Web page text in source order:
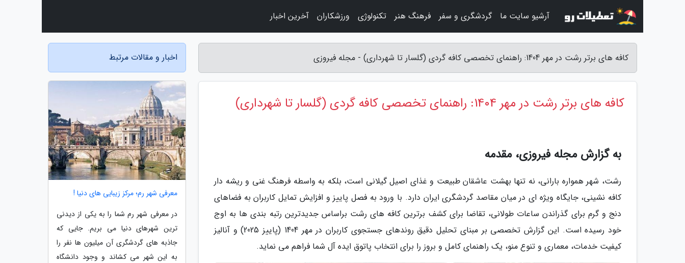
کافه های برتر رشت در مهر 1404: راهنمای تخصصی کافه گردی (گلسار تا شهرداری) - مجله فیروزی
کافه های برتر رشت در مهر 1404: راهنمای تخصصی کافه گردی (گلسار تا شهرداری)
به گزارش مجله فیروزی، مقدمه
رشت، شهر همواره بارانی، نه تنها بهشت عاشقان طبیعت و غذای اصیل گیلانی است، بلکه به واسطه فرهنگ غنی و ریشه دار
کافه نشینی، جایگاه ویژه ای در میان مقاصد گردشگری ایران دارد. با ورود به فصل پاییز و افزایش تمایل کاربران به فضاهای
دنج و گرم برای گذراندن ساعات طولانی، تقاضا برای کشف برترین کافه های رشت براساس جدیدترین رتبه بندی ها به اوج
خود رسیده است. این گزارش تخصصی بر مبنای تحلیل دقیق روندهای جستجوی کاربران در مهر 1404 (پاییز 2025) و آنالیز
کیفیت خدمات، معماری و تنوع منو، یک راهنمای کامل و بروز را برای انتخاب پاتوق ایده آل شما فراهم می نماید.
اخبار و مقالات مرتبط
معرفی شهر رم؛ مرکز زیبایی های دنیا !
در معرفی شهر رم شما را به یکی از دیدنی
ترین شهرهای دنیا می بریم. جایی که
جاذبه های گردشگری آن میلیون ها نفر را
به این شهر می کشاند و وجود دانشگاه
آرشیو سایت ما گردشگری و سفر فرهنگ هنر تکنولوژی ورزشکاران آخرین اخبار